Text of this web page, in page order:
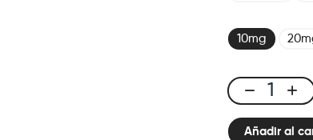
10mg
E-
liquid
10mlAñadir al